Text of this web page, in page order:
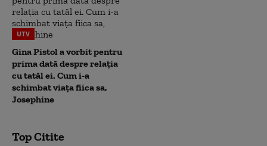
UTV
Gina Pistol a vorbit pentru
prima dată despre relația
cu tatăl ei. Cum i-a
schimbat viața fiica sa,
Josephine
Top Citite